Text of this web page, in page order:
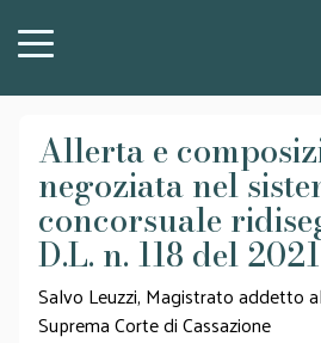
Allerta e
negoziata nel
concorsuale
D.L. n. 118 del 2021
Salvo Leuzzi, Magistrato addetto
Suprema Corte di Cassazione